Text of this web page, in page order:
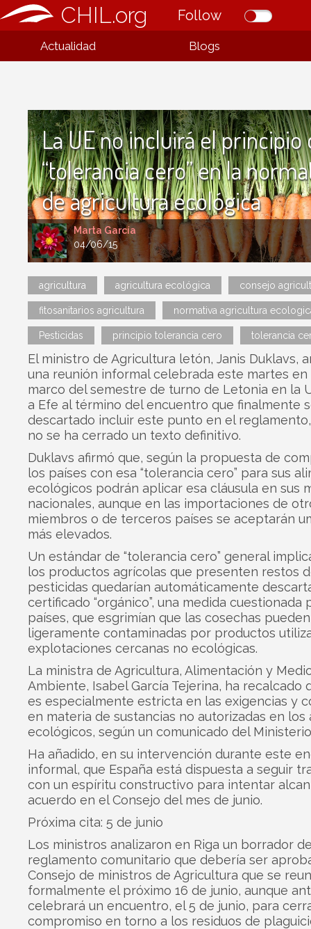
CHIL.org Follow
Actualidad Blogs
Marta García
04/06/15
La UE no incluirá el principio
“tolerancia cero” en la
de agricultura ecológica
agricultura agricultura ecológica consejo
fitosanitarios agricultura normativa agricultura
Pesticidas principio tolerancia cero tolerancia
El ministro de Agricultura letón, Janis Duklavs,
una reunión informal celebrada este martes en
marco del semestre de turno de Letonia en la
a Efe al término del encuentro que finalmente
descartado incluir este punto en el
no se ha cerrado un texto definitivo.
Duklavs afirmó que, según la propuesta de
los países con esa “tolerancia cero” para sus
ecológicos podrán aplicar esa cláusula en sus
nacionales, aunque en las importaciones de
miembros o de terceros países se aceptarán
más elevados.
Un estándar de “tolerancia cero” general
los productos agrícolas que presenten restos
pesticidas quedarían automáticamente
certificado “orgánico”, una medida cuestionada
países, que esgrimían que las cosechas
ligeramente contaminadas por productos
explotaciones cercanas no ecológicas.
La ministra de Agricultura, Alimentación y
Ambiente, Isabel García Tejerina, ha recalcado
es especialmente estricta en las exigencias y
en materia de sustancias no autorizadas en los
ecológicos, según un comunicado del
Ha añadido, en su intervención durante este
informal, que España está dispuesta a seguir
con un espíritu constructivo para intentar
acuerdo en el Consejo del mes de junio.
Próxima cita: 5 de junio
Los ministros analizaron en Riga un borrador
reglamento comunitario que debería ser
Consejo de ministros de Agricultura que se
formalmente el próximo 16 de junio, aunque
celebrará un encuentro, el 5 de junio, para
compromiso en torno a los residuos de